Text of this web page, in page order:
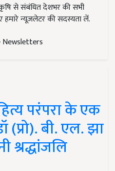
से संबंधित देशभर की सभी
न्यूज़लेटर की सदस्यता लें.
Newsletters
परंपरा के एक
बी. एल. झा
श्रद्धांजलि